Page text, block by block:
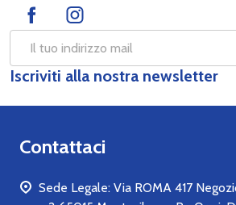
Indirizzo
mail
Iscriviti alla nostra newsletter
Contattaci
Sede Legale: Via ROMA 417